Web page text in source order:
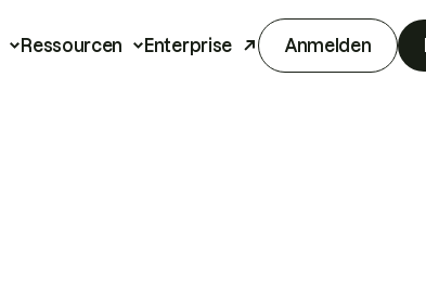
Ressourcen Enterprise Anmelden